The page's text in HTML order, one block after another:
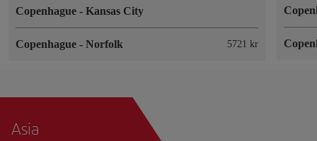
Copenhague - Kansas City
Copenhague - Norfolk 5721 kr
Asia